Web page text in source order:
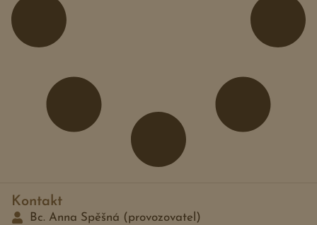
Kontakt
Bc. Anna Spěšná (provozovatel)